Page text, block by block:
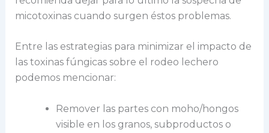
micotoxinas cuando surgen éstos problemas.
Entre las estrategias para minimizar el impacto de
las toxinas fúngicas sobre el rodeo lechero
podemos mencionar:
Remover las partes con moho/hongos
visible en los granos, subproductos o